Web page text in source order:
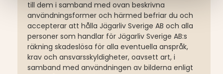
€49
till dem i samband med ovan beskrivna
användningsformer och härmed befriar du och
accepterar att hålla Jägarliv Sverige AB och alla
personer som handlar för Jägarliv Sverige AB:s
räkning skadeslösa för alla eventuella anspråk,
krav och ansvarsskyldigheter, oavsett art, i
samband med användningen av bilderna enligt